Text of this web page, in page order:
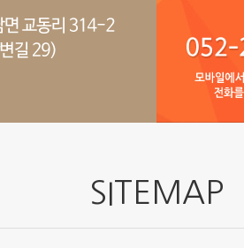
SITEMAP